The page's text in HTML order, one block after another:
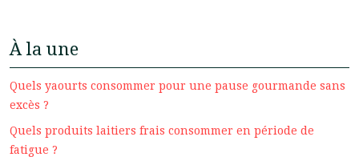
À la une
Quels yaourts consommer pour une pause gourmande sans
excès ?
Quels produits laitiers frais consommer en période de
fatigue ?